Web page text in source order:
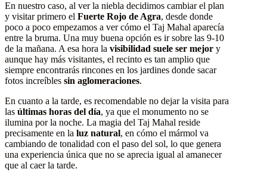
En nuestro caso, al ver la niebla decidimos cambiar el plan
y visitar primero el Fuerte Rojo de Agra, desde donde
poco a poco empezamos a ver cómo el Taj Mahal aparecía
entre la bruma. Una muy buena opción es ir sobre las 9-10
de la mañana. A esa hora la visibilidad suele ser mejor y
aunque hay más visitantes, el recinto es tan amplio que
siempre encontrarás rincones en los jardines donde sacar
fotos increíbles sin aglomeraciones.
En cuanto a la tarde, es recomendable no dejar la visita para
las últimas horas del día, ya que el monumento no se
ilumina por la noche. La magia del Taj Mahal reside
precisamente en la luz natural, en cómo el mármol va
cambiando de tonalidad con el paso del sol, lo que genera
una experiencia única que no se aprecia igual al amanecer
que al caer la tarde.